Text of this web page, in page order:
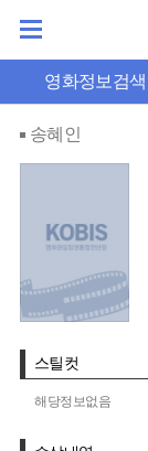
영화정보검색
송혜인
스틸컷
해당정보없음